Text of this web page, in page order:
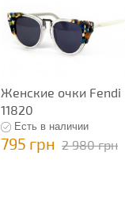
Женские очки Fendi
11820
Есть в наличии
795 грн 2 980 грн